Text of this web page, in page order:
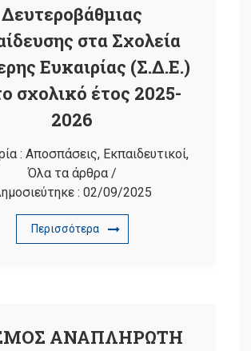
Δευτεροβάθμιας
στα Σχολεία
Ευκαιρίας (Σ.Δ.Ε.)
σχολικό έτος 2025-
2026
: Αποσπάσεις, Εκπαιδευτικοί,
Όλα τα άρθρα/
: 02/09/2025
Περισσότερα
ΑΝΑΠΛΗΡΩΤΗ